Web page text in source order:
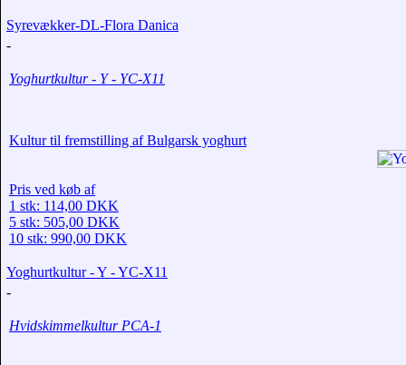
Syrevækker-DL-Flora Danica
-
Yoghurtkultur - Y - YC-X11
Kultur til fremstilling af Bulgarsk yoghurt
Pris ved køb af
1 stk: 114,00 DKK
5 stk: 505,00 DKK
10 stk: 990,00 DKK
Yoghurtkultur - Y - YC-X11
-
Hvidskimmelkultur PCA-1